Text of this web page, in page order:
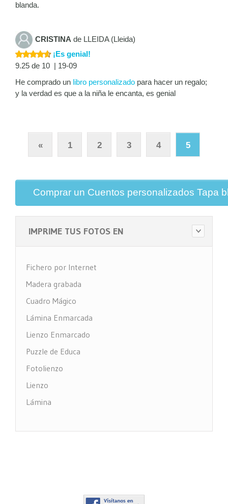
blanda.
CRISTINA de LLEIDA (Lleida)
¡Es genial!
9.25 de 10 | 19-09
He comprado un libro personalizado para hacer un regalo;
y la verdad es que a la niña le encanta, es genial
« 1 2 3 4 5
Comprar un Cuentos personalizados Tapa
IMPRIME TUS FOTOS EN
Fichero por Internet
Madera grabada
Cuadro Mágico
Lámina Enmarcada
Lienzo Enmarcado
Puzzle de Educa
Fotolienzo
Lienzo
Lámina